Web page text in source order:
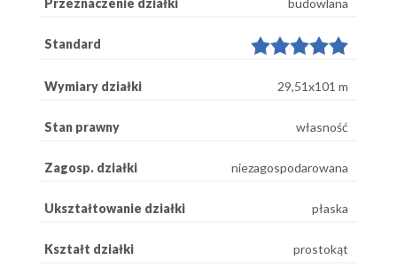
Przeznaczenie działki budowlana
Standard
Wymiary działki 29,51x101 m
Stan prawny własność
Zagosp. działki niezagospodarowana
Ukształtowanie działki płaska
Kształt działki prostokąt